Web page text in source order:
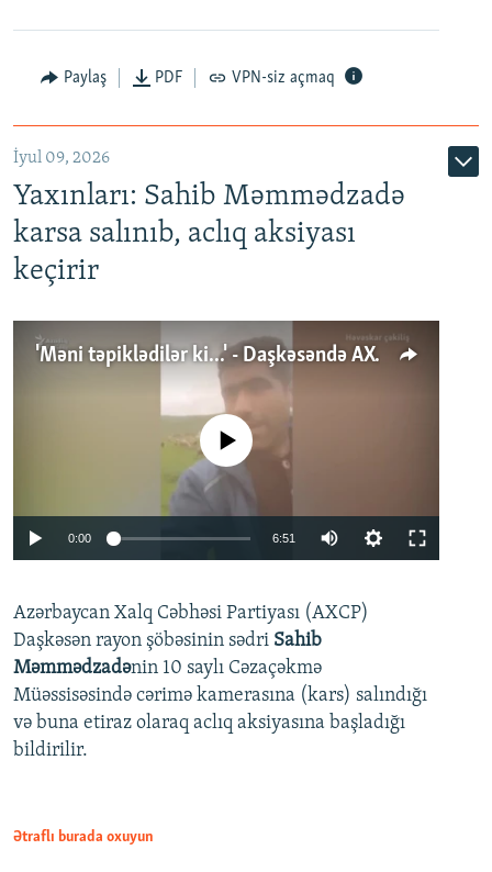
Paylaş PDF VPN-siz açmaq
İyul 09, 2026
Yaxınları: Sahib Məmmədzadə
karsa salınıb, aclıq aksiyası
keçirir
'Məni təpiklədilər ki...' - Daşkəsəndə AXCP fəalının yaxınları onun həbsinə etiraz edirlər
Auto 240p 360p
720p 1080p
No media source currently available
0:00 6:51
360p
720p
1080p
Azərbaycan Xalq Cəbhəsi Partiyası (AXCP)
Daşkəsən rayon şöbəsinin sədri Sahib
Məmmədzadənin 10 saylı Cəzaçəkmə
Müəssisəsində cərimə kamerasına (kars) salındığı
və buna etiraz olaraq aclıq aksiyasına başladığı
bildirilir.
Ətraflı burada oxuyun